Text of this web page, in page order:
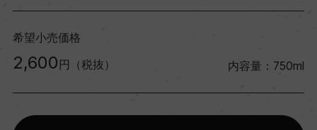
希望小売価格
2,600 円（税抜） 内容量：750ml